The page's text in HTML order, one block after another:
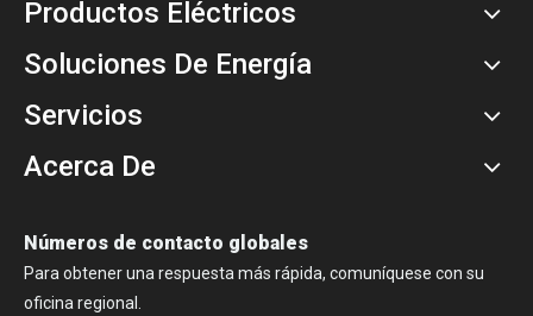
Productos Eléctricos
Soluciones De Energía
Servicios
Acerca De
Números de contacto globales
Para obtener una respuesta más rápida, comuníquese con su
oficina regional.